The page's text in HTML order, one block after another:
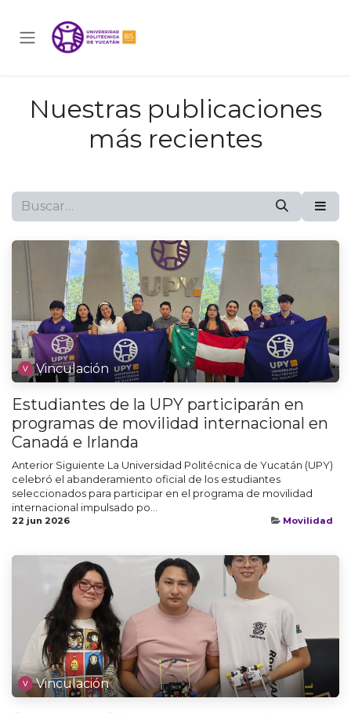
Nuestras publicaciones
más recientes
Vinculación
Estudiantes de la UPY participarán en
programas de movilidad internacional en
Canadá e Irlanda
Anterior Siguiente La Universidad Politécnica de Yucatán (UPY)
celebró el abanderamiento oficial de los estudiantes
seleccionados para participar en el programa de movilidad
internacional impulsado po...
22 jun 2026 Movilidad
Vinculación